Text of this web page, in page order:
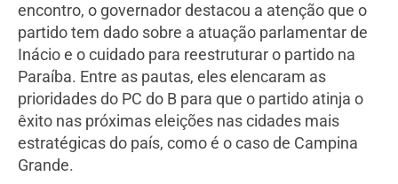
encontro, o governador destacou a atenção que o
partido tem dado sobre a atuação parlamentar de
Inácio e o cuidado para reestruturar o partido na
Paraíba. Entre as pautas, eles elencaram as
prioridades do PC do B para que o partido atinja o
êxito nas próximas eleições nas cidades mais
estratégicas do país, como é o caso de Campina
Grande.